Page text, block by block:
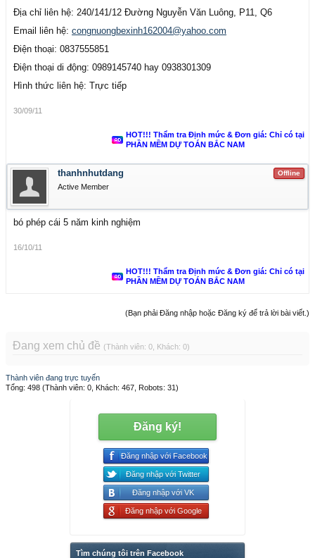
Địa chỉ liên hệ: 240/141/12 Đường Nguyễn Văn Luông, P11, Q6
Email liên hệ: congnuongbexinh162004@yahoo.com
Điện thoại: 0837555851
Điện thoại di động: 0989145740 hay 0938301309
Hình thức liên hệ: Trực tiếp
30/09/11
HOT!!! Thẩm tra Định mức & Đơn giá: Chỉ có tại
PHẦN MỀM DỰ TOÁN BẮC NAM
Offline
thanhnhutdang
Active Member
bó phép cái 5 năm kinh nghiệm
16/10/11
HOT!!! Thẩm tra Định mức & Đơn giá: Chỉ có tại
PHẦN MỀM DỰ TOÁN BẮC NAM
(Bạn phải Đăng nhập hoặc Đăng ký để trả lời bài viết.)
Đang xem chủ đề (Thành viên: 0, Khách: 0)
Thành viên đang trực tuyến
Tổng: 498 (Thành viên: 0, Khách: 467, Robots: 31)
Đăng ký!
Đăng nhập với Facebook
Đăng nhập với Twitter
Đăng nhập với VK
Đăng nhập với Google
Tìm chúng tôi trên Facebook